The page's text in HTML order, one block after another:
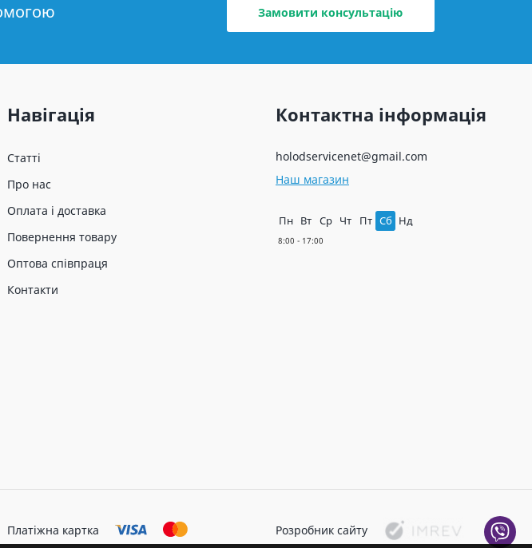
Замовити консультацію
Навігація
Статті
Про нас
Оплата і доставка
Повернення товару
Оптова співпраця
Контакти
Контактна інформація
holodservicenet@gmail.com
Наш магазин
Пн Вт Ср Чт Пт Сб Нд
Платіжна картка Розробник сайту